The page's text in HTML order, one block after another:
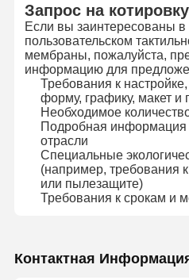
Запрос на
Если вы заинтересованы
пользовательском
мембраны, пожалуйста,
информацию для
Требования к
форму, графику, макет и
Необходимое
Подробная информация
отрасли
Специальные
(например, требования
или пылезащите)
Требования к срокам и
Контактная